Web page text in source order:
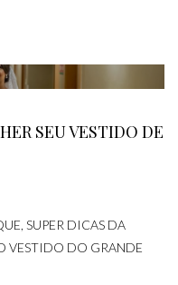
SEU VESTIDO DE
SUPER DICAS DA
VESTIDO DO GRANDE